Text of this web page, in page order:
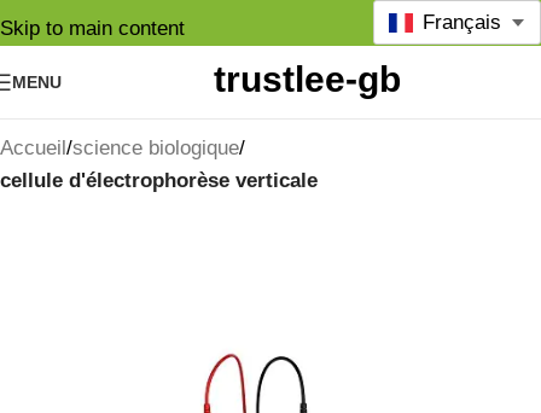
Skip to main content
MENU
Français
Accueil science biologique
cellule d'électrophorèse verticale